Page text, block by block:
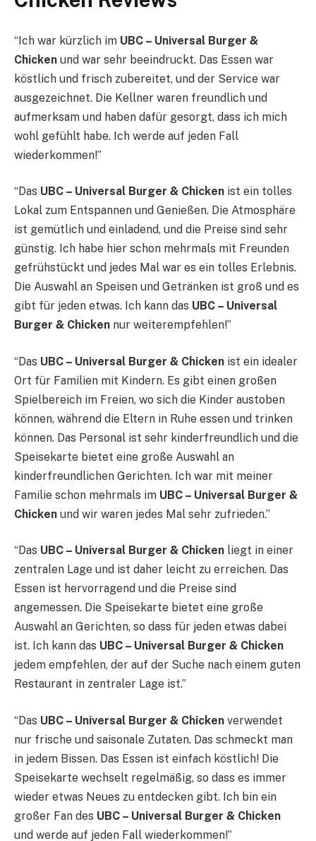
“Ich war kürzlich im UBC – Universal Burger &
Chicken und war sehr beeindruckt. Das Essen war
köstlich und frisch zubereitet, und der Service war
ausgezeichnet. Die Kellner waren freundlich und
aufmerksam und haben dafür gesorgt, dass ich mich
wohl gefühlt habe. Ich werde auf jeden Fall
wiederkommen!”
“Das UBC – Universal Burger & Chicken ist ein tolles
Lokal zum Entspannen und Genießen. Die Atmosphäre
ist gemütlich und einladend, und die Preise sind sehr
günstig. Ich habe hier schon mehrmals mit Freunden
gefrühstückt und jedes Mal war es ein tolles Erlebnis.
Die Auswahl an Speisen und Getränken ist groß und es
gibt für jeden etwas. Ich kann das UBC – Universal
Burger & Chicken nur weiterempfehlen!”
“Das UBC – Universal Burger & Chicken ist ein idealer
Ort für Familien mit Kindern. Es gibt einen großen
Spielbereich im Freien, wo sich die Kinder austoben
können, während die Eltern in Ruhe essen und trinken
können. Das Personal ist sehr kinderfreundlich und die
Speisekarte bietet eine große Auswahl an
kinderfreundlichen Gerichten. Ich war mit meiner
Familie schon mehrmals im UBC – Universal Burger &
Chicken und wir waren jedes Mal sehr zufrieden.”
“Das UBC – Universal Burger & Chicken liegt in einer
zentralen Lage und ist daher leicht zu erreichen. Das
Essen ist hervorragend und die Preise sind
angemessen. Die Speisekarte bietet eine große
Auswahl an Gerichten, so dass für jeden etwas dabei
ist. Ich kann das UBC – Universal Burger & Chicken
jedem empfehlen, der auf der Suche nach einem guten
Restaurant in zentraler Lage ist.”
“Das UBC – Universal Burger & Chicken verwendet
nur frische und saisonale Zutaten. Das schmeckt man
in jedem Bissen. Das Essen ist einfach köstlich! Die
Speisekarte wechselt regelmäßig, so dass es immer
wieder etwas Neues zu entdecken gibt. Ich bin ein
großer Fan des UBC – Universal Burger & Chicken
und werde auf jeden Fall wiederkommen!”